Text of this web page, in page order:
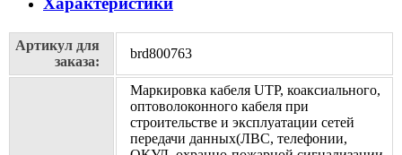
Артикул для
заказа:
brd800763
Маркировка кабеля UTP, коаксиального,
оптоволоконного кабеля при
строительстве и эксплуатации сетей
передачи данных(ЛВС, телефонии,